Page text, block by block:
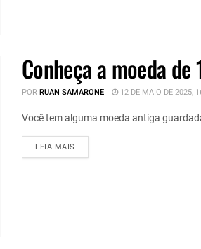
Conheça a moeda de
PORRUAN SAMARONE 12 DE MAIO DE 2025,
Você tem alguma moeda antiga
LEIA MAIS